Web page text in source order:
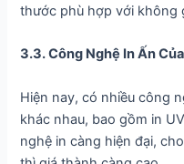
thước phù hợp với không
3.3. Công Nghệ In Ấn
Hiện nay, có nhiều công
khác nhau, bao gồm in
nghệ in càng hiện đại,